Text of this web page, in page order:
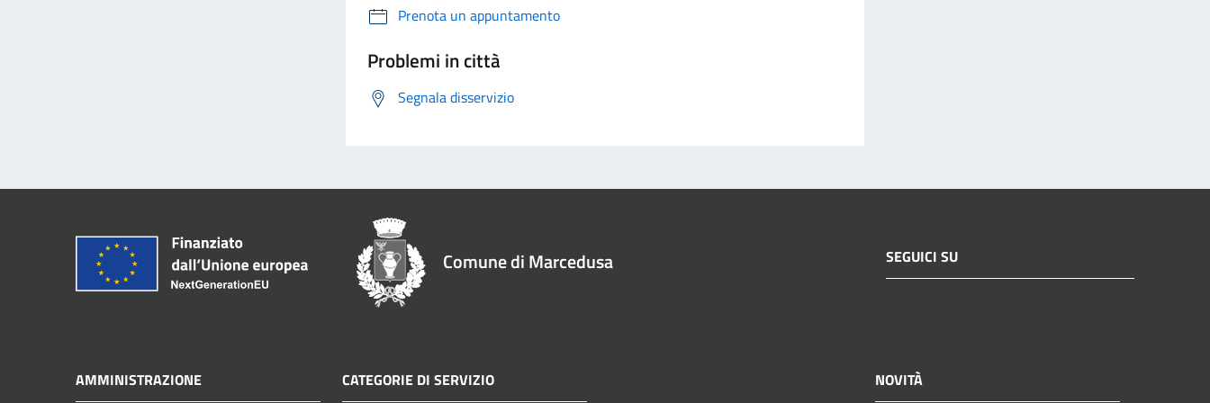
Prenota un appuntamento
Problemi in città
Segnala disservizio
Comune di Marcedusa SEGUICI SU
AMMINISTRAZIONE CATEGORIE DI SERVIZIO NOVITÀ